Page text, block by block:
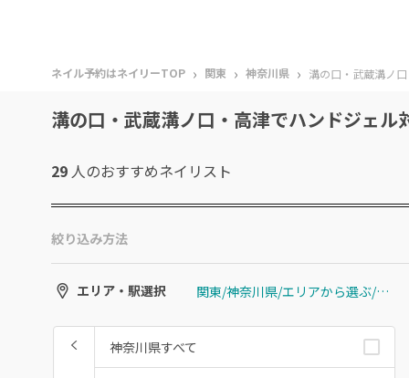
ネイル予約はネイリーTOP › 関東 › 神奈川県 › 溝の口・武蔵溝ノ
溝の口・武蔵溝ノ口・高津でハンドジェ
29 人のおすすめネイリスト
絞り込み方法
エリア・駅選択 関東/神奈川県/エリアから選ぶ/溝の口・武蔵溝ノ口・高津
神奈川県すべて